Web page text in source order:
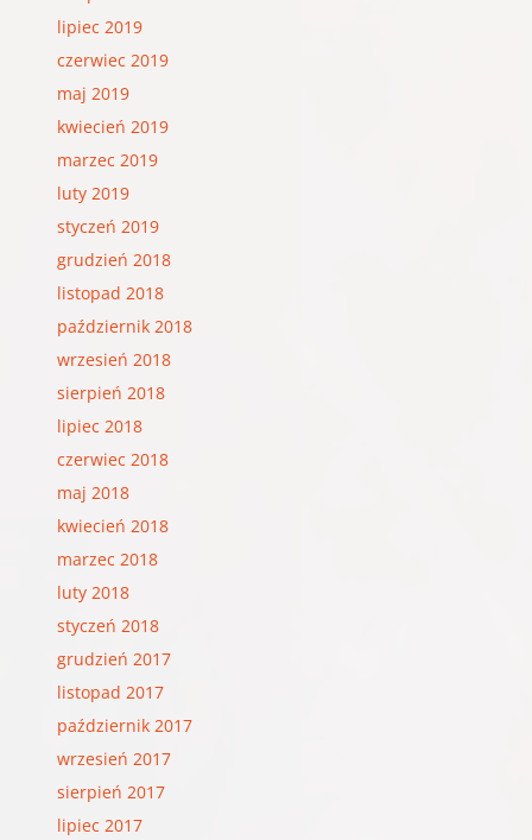
lipiec 2019
czerwiec 2019
maj 2019
kwiecień 2019
marzec 2019
luty 2019
styczeń 2019
grudzień 2018
listopad 2018
październik 2018
wrzesień 2018
sierpień 2018
lipiec 2018
czerwiec 2018
maj 2018
kwiecień 2018
marzec 2018
luty 2018
styczeń 2018
grudzień 2017
listopad 2017
październik 2017
wrzesień 2017
sierpień 2017
lipiec 2017